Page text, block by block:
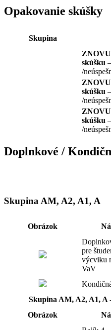
Opakovanie skúšky
Skupina
skúšku
/
skúšku
/
skúšku
/
Doplnkové /
Skupina AM, A2, A1, A
Obrázok
pre
výcviku
VaV
Skupina AM, A2, A1, A
Obrázok